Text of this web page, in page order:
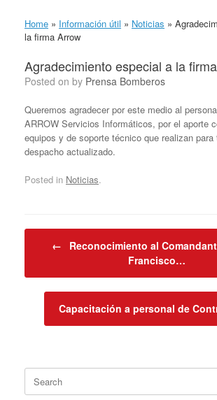
Home » Información útil » Noticias »
la firma Arrow
Agradecimiento especial a la
Posted on by Prensa Bomberos
Queremos agradecer por este medio al
ARROW Servicios Informáticos, por el aporte
equipos y de soporte técnico que realizan para
despacho actualizado.
Posted in Noticias.
←
Reconocimiento al
Francisco…
Capacitación a personal de
Search
for: